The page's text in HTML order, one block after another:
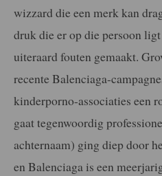
wizzard die een merk kan
druk die er op die persoon
uiteraard fouten gemaakt.
recente Balenciaga-
kinderporno-associaties een
gaat tegenwoordig
achternaam) ging diep door
en Balenciaga is een